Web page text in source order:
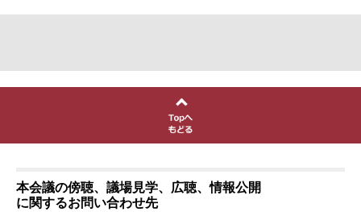
本会議の傍聴、議場見学、広聴、情報公開
に関するお問い合わせ先